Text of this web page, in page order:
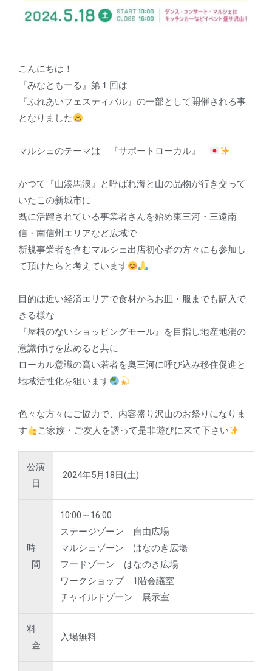
こんにちは！
『みなともーる』第１回は
『ふれあいフェスティバル』の一部として開催される事
となりました
マルシェのテーマは 『サポートローカル』
かつて『山湊馬浪』と呼ばれ海と山の品物が行き交って
いたこの新城市に
既に活躍されている事業者さんを始め東三河・三遠南
信・南信州エリアなど広域で
新規事業者を含むマルシェ出店初心者の方々にも参加し
て頂けたらと考えています
目的は近い経済エリアで食材からお皿・服までも購入で
きる様な
『屋根のないショッピングモール』を目指し地産地消の
意識付けを広めると共に
ローカル意識の高い若者を奥三河に呼び込み移住促進と
地域活性化を狙います
色々な方々にご協力で、内容盛り沢山のお祭りになりま
す
ご家族・ご友人を誘って是非遊びに来て下さい
公演
日
2024年5月18日(土)
時
間
10:00～16:00
ステージゾーン 自由広場
マルシェゾーン はなのき広場
フードゾーン はなのき広場
ワークショップ 1階会議室
チャイルドゾーン 展示室
料
金
入場無料